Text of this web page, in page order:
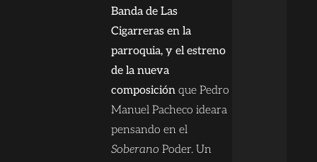
Banda de Las
Cigarreras en la
parroquia, y el estreno
de la nueva
composiciónque Pedro
Manuel Pacheco ideara
pensando en el
Soberano Poder. Un